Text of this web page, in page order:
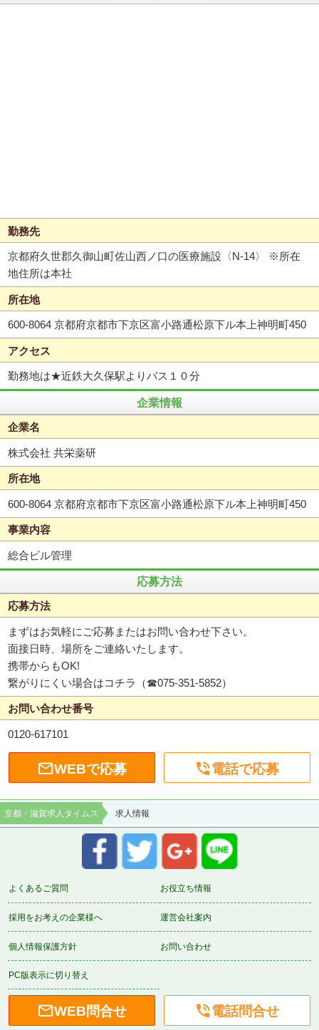
勤務先
京都府久世郡久御山町佐山西ノ口の医療施設〈N-14〉 ※所在
地住所は本社
所在地
600-8064 京都府京都市下京区富小路通松原下ル本上神明町450
アクセス
勤務地は★近鉄大久保駅よりバス１０分
企業情報
企業名
株式会社 共栄薬研
所在地
600-8064 京都府京都市下京区富小路通松原下ル本上神明町450
事業内容
総合ビル管理
応募方法
応募方法
まずはお気軽にご応募またはお問い合わせ下さい。
面接日時、場所をご連絡いたします。
携帯からもOK!
繋がりにくい場合はコチラ（☎075-351-5852）
お問い合わせ番号
0120-617101
WEBで応募 電話で応募
京都・滋賀求人タイムス 求人情報
よくあるご質問 お役立ち情報
採用をお考えの企業様へ 運営会社案内
個人情報保護方針 お問い合わせ
PC版表示に切り替え
WEB問合せ 電話問合せ